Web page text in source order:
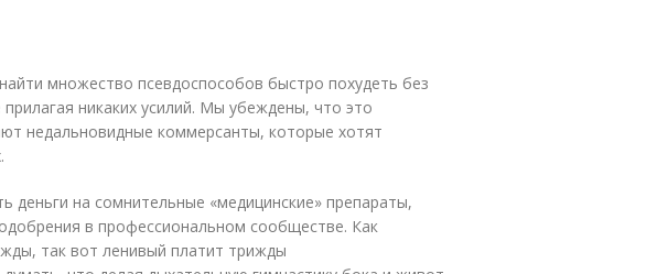
множество псевдоспособов быстро похудеть без
никаких усилий. Мы убеждены, что это
недальновидные коммерсанты, которые хотят
деньги на сомнительные «медицинские» препараты,
в профессиональном сообществе. Как
так вот ленивый платит трижды